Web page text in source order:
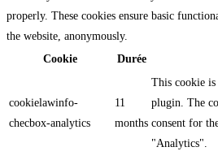
properly. These cookies ensure basic
the website, anonymously.
Cookie
Durée
cookielawinfo-
checbox-analytics
11
months
This cookie is
plugin. The
consent for
"Analytics".